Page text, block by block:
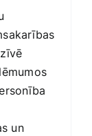
un